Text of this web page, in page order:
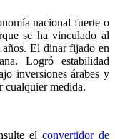
nacional fuerte o
se ha vinculado al
años. El dinar fijado en
Logró estabilidad
inversiones árabes y
cualquier medida.
el convertidor de